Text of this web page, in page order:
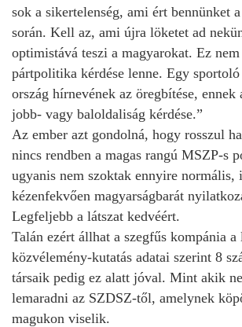
sok a sikertelenség, ami ért bennünket
során. Kell az, ami újra löketet ad
optimistává teszi a magyarokat. Ez
pártpolitika kérdése lenne. Egy sportoló
ország hírnevének az öregbítése, ennek
jobb- vagy baloldaliság kérdése.”
Az ember azt gondolná, hogy rosszul
nincs rendben a magas rangú MSZP-s
ugyanis nem szoktak ennyire normális,
kézenfekvően magyarságbarát
Legfeljebb a látszat kedvéért.
Talán ezért állhat a szegfűs kompánia a
közvélemény-kutatás adatai szerint 8
társaik pedig ez alatt jóval. Mint akik
lemaradni az SZDSZ-től, amelynek
magukon viselik.